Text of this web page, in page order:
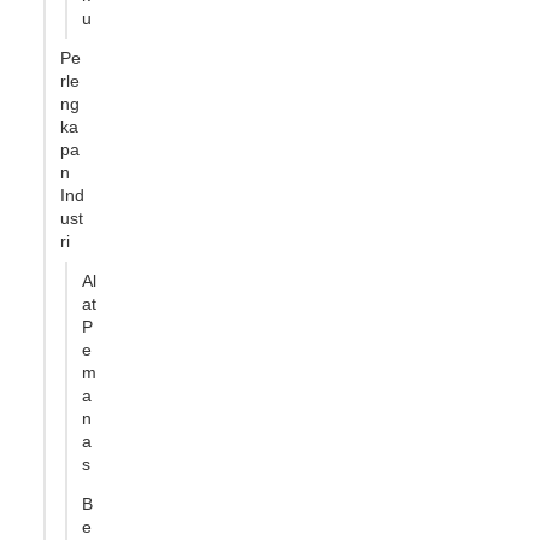
u
Pe
rle
ng
ka
pa
n
Ind
ust
ri
Al
at
P
e
m
a
n
a
s
B
e